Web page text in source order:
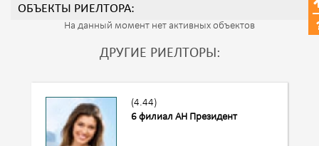
ОБЪЕКТЫ РИЕЛТОРА:
На данный момент нет активных объектов
ДРУГИЕ РИЕЛТОРЫ:
(4.44)
6 филиал АН Президент